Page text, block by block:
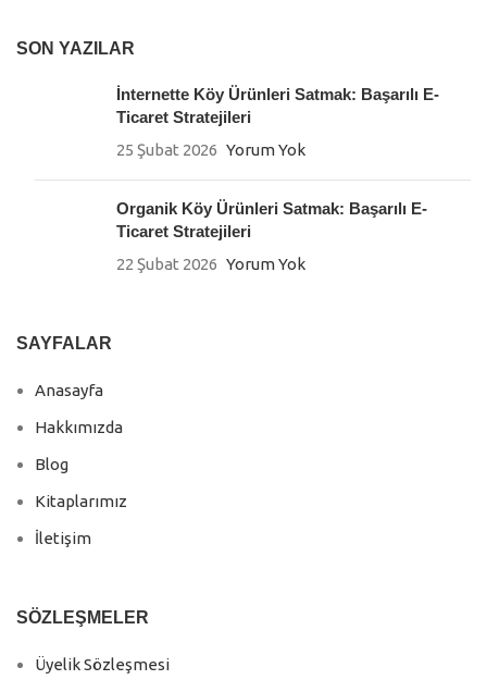
SON YAZILAR
İnternette Köy Ürünleri Satmak: Başarılı E-
Ticaret Stratejileri
25 Şubat 2026 Yorum Yok
Organik Köy Ürünleri Satmak: Başarılı E-
Ticaret Stratejileri
22 Şubat 2026 Yorum Yok
SAYFALAR
Anasayfa
Hakkımızda
Blog
Kitaplarımız
İletişim
SÖZLEŞMELER
Üyelik Sözleşmesi